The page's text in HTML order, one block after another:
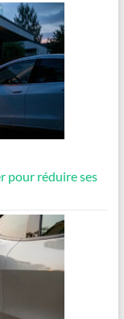
pour réduire ses